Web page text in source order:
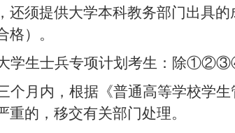
提供大学本科教务部门出具的
格）。
学生士兵专项计划考生：除①②③④
个月内，根据《普通高等学校学
重的，移交有关部门处理。